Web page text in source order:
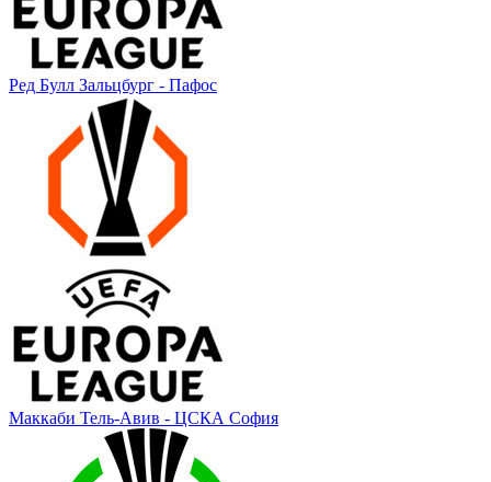
Ред Булл Зальцбург - Пафос
Маккаби Тель-Авив - ЦСКА София